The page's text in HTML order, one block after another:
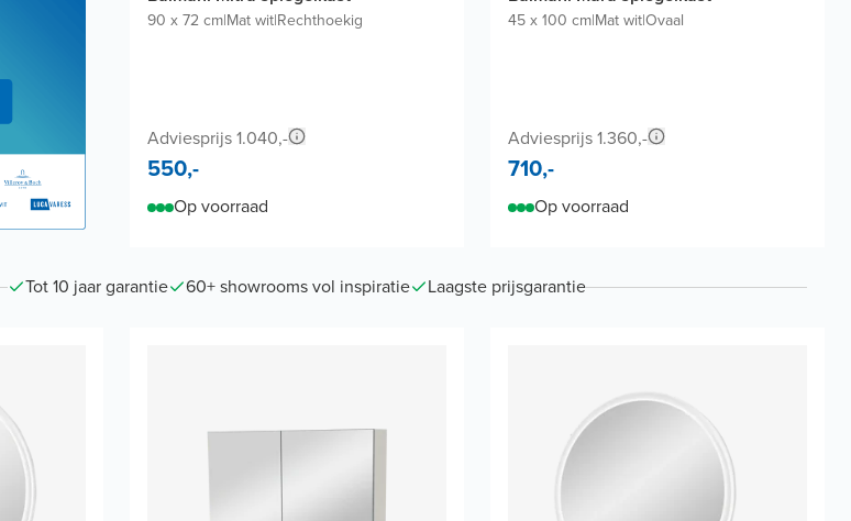
90 x 72 cm|Mat wit|Rechthoekig
Adviesprijs 1.040,-
550,-
Op voorraad
45 x 100 cm|Mat wit|Ovaal
Adviesprijs 1.360,-
710,-
Op voorraad
Tot 10 jaar garantie 60+ showrooms vol inspiratie Laagste prijsgarantie